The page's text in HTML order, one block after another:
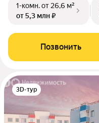
1-комн.от 26,6 м²
от 5,3 млн ₽
Позвонить
3D-тур